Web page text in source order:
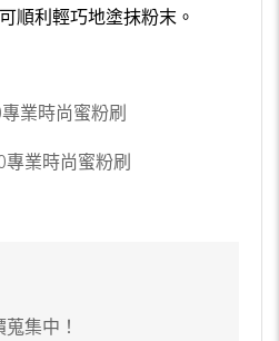
順利輕巧地塗抹粉末。
業時尚蜜粉刷
專業時尚蜜粉刷
集中！